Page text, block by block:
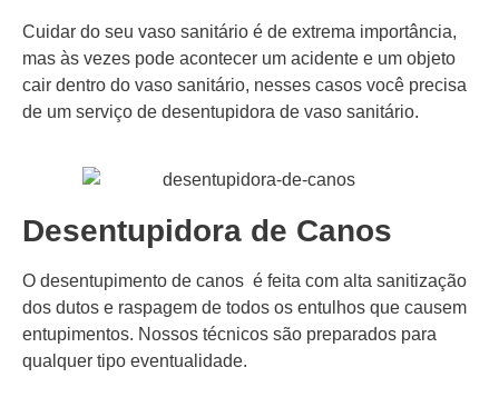
Cuidar do seu vaso sanitário é de extrema importância,
mas às vezes pode acontecer um acidente e um objeto
cair dentro do vaso sanitário, nesses casos você precisa
de um serviço de desentupidora de vaso sanitário.
Desentupidora de Canos
O desentupimento de canos é feita com alta sanitização
dos dutos e raspagem de todos os entulhos que causem
entupimentos. Nossos técnicos são preparados para
qualquer tipo eventualidade.